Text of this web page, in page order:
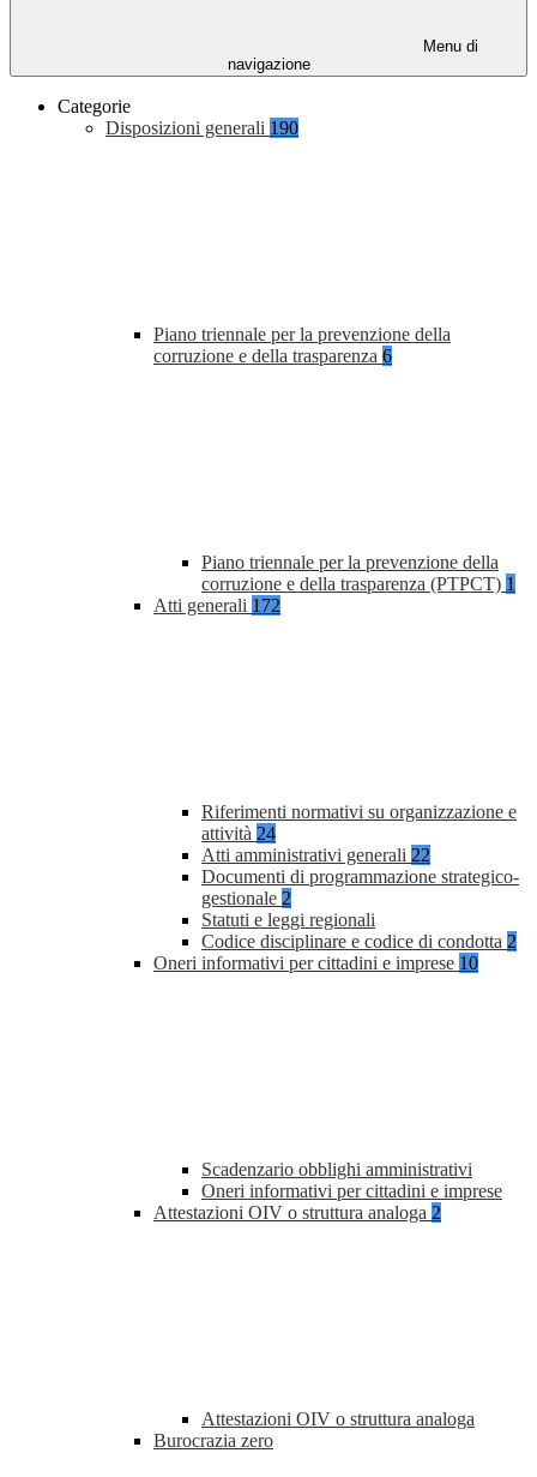
Menu di
navigazione
Categorie
Disposizioni generali 190
Piano triennale per la prevenzione della
corruzione e della trasparenza 6
Piano triennale per la prevenzione della
corruzione e della trasparenza (PTPCT) 1
Atti generali 172
Riferimenti normativi su organizzazione e
attività 24
Atti amministrativi generali 22
Documenti di programmazione strategico-
gestionale 2
Statuti e leggi regionali
Codice disciplinare e codice di condotta 2
Oneri informativi per cittadini e imprese 10
Scadenzario obblighi amministrativi
Oneri informativi per cittadini e imprese
Attestazioni OIV o struttura analoga 2
Attestazioni OIV o struttura analoga
Burocrazia zero